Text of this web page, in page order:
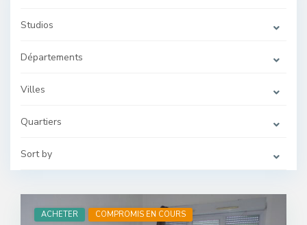
Studios
Départements
Villes
Quartiers
Sort by
ACHETER COMPROMIS EN COURS